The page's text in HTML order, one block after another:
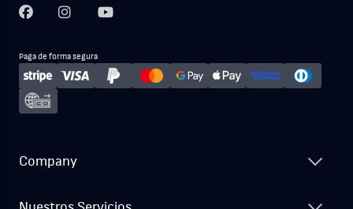
Paga de forma segura
Company